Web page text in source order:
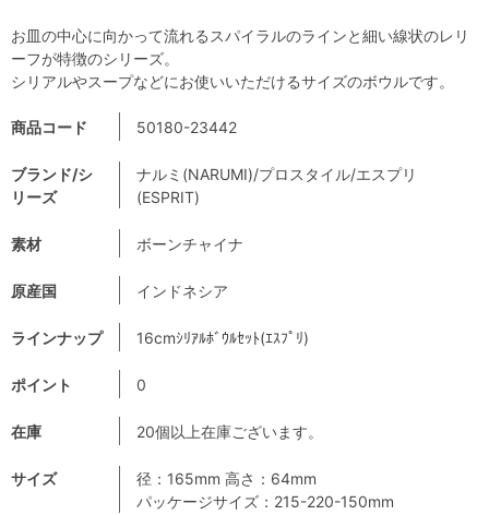
商品コード 50180-23442
ブランド/シ
リーズ
ナルミ(NARUMI)/プロスタイル/エスプリ
(ESPRIT)
素材 ボーンチャイナ
原産国 インドネシア
ラインナップ 16cmｼﾘｱﾙﾎﾞｳﾙｾｯﾄ(ｴｽﾌﾟﾘ)
ポイント 0
在庫 20個以上在庫ございます。
サイズ
径：165mm 高さ：64mm
パッケージサイズ：215-220-150mm
お皿の中心に向かって流れるスパイラルのラインと細い線状のレリ
ーフが特徴のシリーズ。
シリアルやスープなどにお使いいただけるサイズのボウルです。